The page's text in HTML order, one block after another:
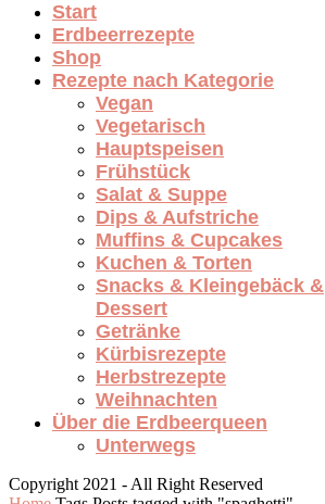
Start
Erdbeerrezepte
Shop
Rezepte nach Kategorie
Vegan
Vegetarisch
Hauptspeisen
Frühstück
Salat & Suppe
Dips & Aufstriche
Muffins & Cupcakes
Kuchen & Torten
Snacks & Kleingebäck &
Dessert
Getränke
Kürbisrezepte
Herbstrezepte
Weihnachten
Über die Erdbeerqueen
Unterwegs
Copyright 2021 - All Right Reserved